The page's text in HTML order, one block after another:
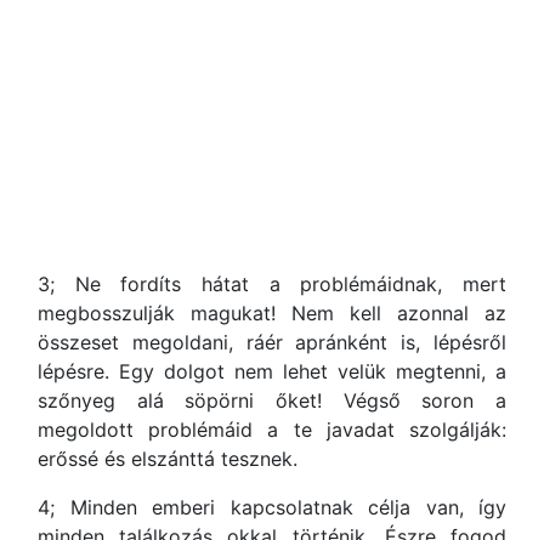
3; Ne fordíts hátat a problémáidnak, mert
megbosszulják magukat! Nem kell azonnal az
összeset megoldani, ráér apránként is, lépésről
lépésre. Egy dolgot nem lehet velük megtenni, a
szőnyeg alá söpörni őket! Végső soron a
megoldott problémáid a te javadat szolgálják:
erőssé és elszánttá tesznek.
4; Minden emberi kapcsolatnak célja van, így